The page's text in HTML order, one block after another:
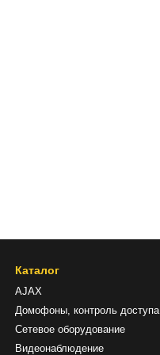
Каталог
AJAX
Домофоны, контроль доступа
Сетевое оборудование
Видеонаблюдение